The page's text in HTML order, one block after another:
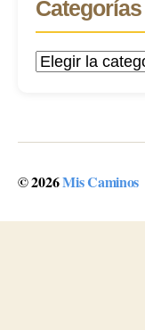
Categorías
Categorías
© 2026Mis Caminos